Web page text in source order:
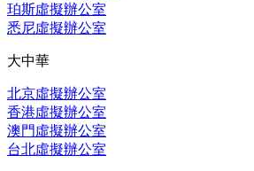
珀斯虛擬辦公室
悉尼虛擬辦公室
大中華
北京虛擬辦公室
香港虛擬辦公室
澳門虛擬辦公室
台北虛擬辦公室